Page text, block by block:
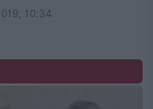
10:34